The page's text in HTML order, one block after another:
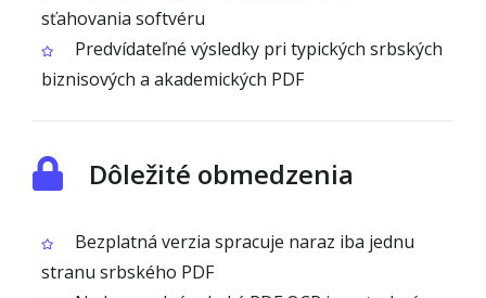
sťahovania softvéru
Predvídateľné výsledky pri typických srbských
biznisových a akademických PDF
Dôležité obmedzenia
Bezplatná verzia spracuje naraz iba jednu
stranu srbského PDF